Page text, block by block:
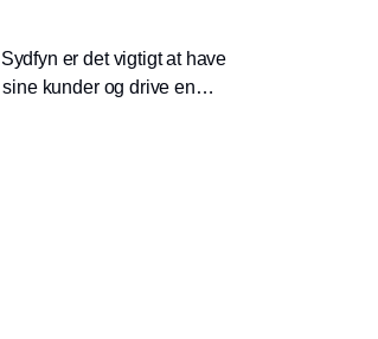
er det vigtigt at have
kunder og drive en